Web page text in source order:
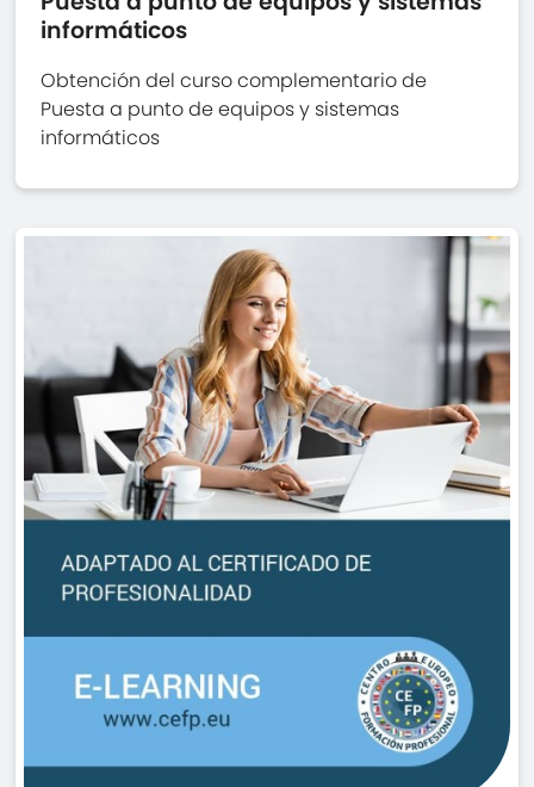
informáticos
Obtención del curso complementario de
Puesta a punto de equipos y sistemas
informáticos